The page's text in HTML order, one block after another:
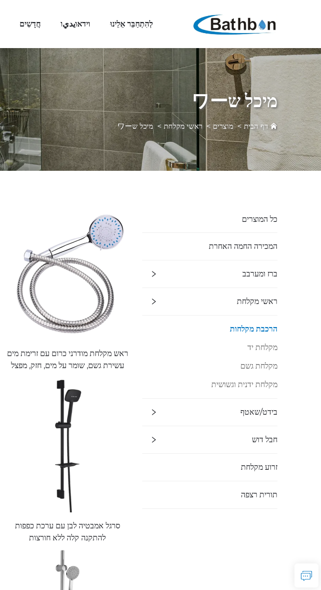
חֲדָשִים וידאוيديו לְהִתְחַבֵּר אֵלֵינוּ
מיכל שワー
דף הבית>מוצרים> ראשי מקלחת >מיכל שワー
כל המוצרים
המכירה החמה האחרת
ברז ומערבב
ראשי מקלחת
הרכבת מקלחות
מקלחת יד
מקלחת גשם
מקלחת ידנית וגשושית
בידט/שאטף
חבל דוש
זרוע מקלחת
תורית רצפה
ראש מקלחת מודרני כרום עם זרימת מים
עשירת גשם, שומר על מים, חזק, מפצל
נירוסטה ופלסטיק, ראש מקלחת ידני
למפגש אמבטיה
סרגל אמבטיה לבן עם ערכת כפפות
להתקנה קלה ללא חורצות